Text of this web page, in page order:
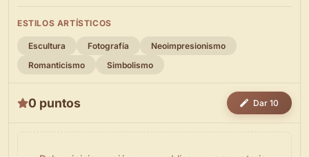
ESTILOS ARTÍSTICOS
Escultura Fotografía
Neoimpresionismo
Romanticismo
Simbolismo
0 puntos Dar 10